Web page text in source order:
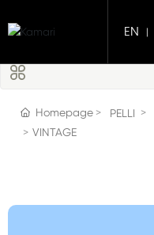
Chi Siamo
EN |
Homepage PELLI
VINTAGE